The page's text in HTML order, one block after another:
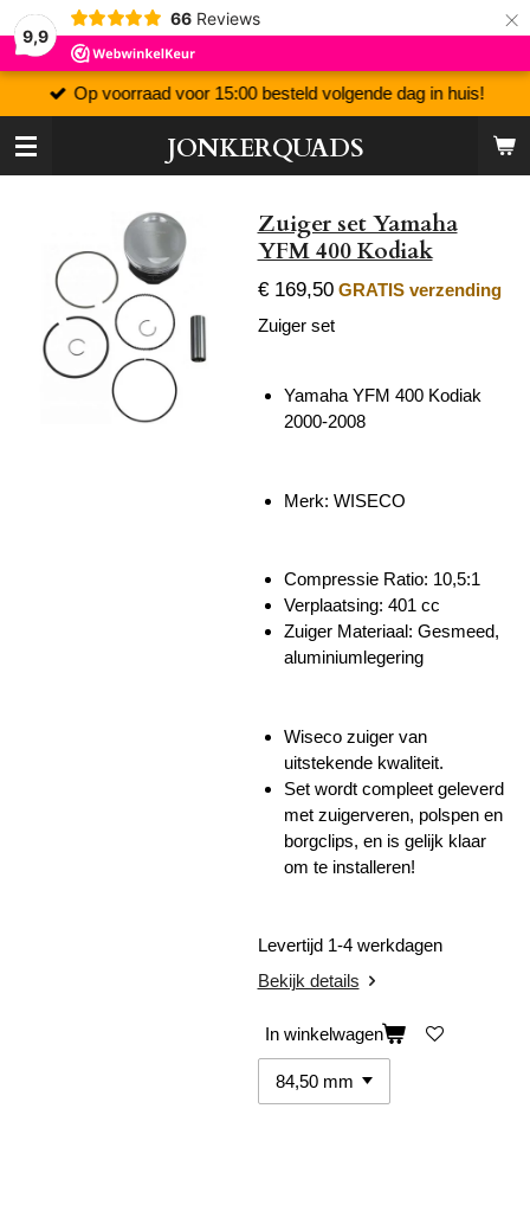
9,9
66 Reviews ×
JONKERQUADS
Op voorraad voor 15:00 besteld volgende dag in huis!
Zuiger set Yamaha
YFM 400 Kodiak
€ 169,50 GRATIS verzending
Zuiger set
Yamaha YFM 400 Kodiak
2000-2008
Merk: WISECO
Compressie Ratio: 10,5:1
Verplaatsing: 401 cc
Zuiger Materiaal: Gesmeed,
aluminiumlegering
Wiseco zuiger van
uitstekende kwaliteit.
Set wordt compleet geleverd
met zuigerveren, polspen en
borgclips, en is gelijk klaar
om te installeren!
Levertijd 1-4 werkdagen
Bekijk details
In winkelwagen